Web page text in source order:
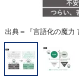
出典＝『言語化の魔力